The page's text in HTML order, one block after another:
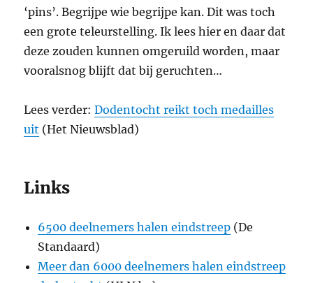
‘pins’. Begrijpe wie begrijpe kan. Dit was toch
een grote teleurstelling. Ik lees hier en daar dat
deze zouden kunnen omgeruild worden, maar
vooralsnog blijft dat bij geruchten…
Lees verder:Dodentocht reikt toch medailles
uit (Het Nieuwsblad)
Links
6500 deelnemers halen eindstreep (De
Standaard)
Meer dan 6000 deelnemers halen eindstreep